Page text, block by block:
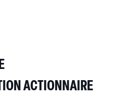
ACTIONNAIRE